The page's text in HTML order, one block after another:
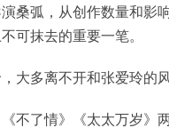
桑弧，从创作数量和影
可抹去的重要一笔。
大多离不开和张爱玲的
不了情》《太太万岁》